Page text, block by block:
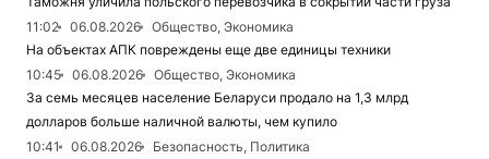
11:02
06.08.2026
Общество, Экономика
На объектах АПК повреждены еще две единицы техники
10:45
06.08.2026
Общество, Экономика
За семь месяцев население Беларуси продало на 1,3 млрд
долларов больше наличной валюты, чем купило
10:41
06.08.2026
Безопасность, Политика